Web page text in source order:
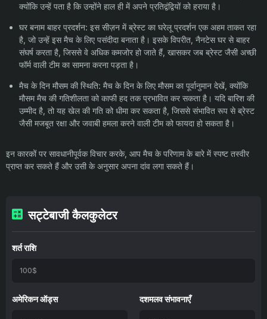
क्योंकि उन्हें पता है कि उन्होंने हाल ही में अपने प्रतिद्वंद्वियों को हराया है।
घर बनाम बाहर प्रदर्शन: इस सीज़न में ब्रेस्ट का घरेलू प्रदर्शन एक अहम ताकत रहा
है, जो उन्हें इस मैच के लिए पसंदीदा बनाता है। इसके विपरीत, नैनटेस घर से बाहर
संघर्ष करता है, जिससे वे अधिक कमजोर हो जाते हैं, खासकर जब ब्रेस्ट जैसी अच्छी
फॉर्म वाली टीम का सामना करना पड़ता है।
मैच के दिन मौसम की स्थिति: मैच के दिन के लिए मौसम का पूर्वानुमान देखें, क्योंकि
मौसम मैच की गतिशीलता को काफी हद तक प्रभावित कर सकता है। यदि बारिश की
उम्मीद है, तो यह खेल की गति को धीमा कर सकता है, जिससे संभावित रूप से ब्रेस्ट
जैसी मजबूत रक्षा और जवाबी हमला करने वाली टीम को फायदा हो सकता है।
इन कारकों पर सावधानीपूर्वक विचार करके, आप मैच के परिणाम के बारे में स्पष्ट तस्वीर
प्राप्त कर सकते हैं और उसी के अनुसार अपना दांव लगा सकते हैं।
सट्टेबाजी कैलकुलेटर
शर्त राशि
अमेरिकन ऑड्स दशमलव संभावनाएँ